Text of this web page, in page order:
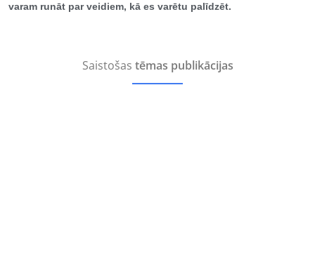
varam runāt par veidiem, kā es varētu palīdzēt.
Saistošas tēmas publikācijas